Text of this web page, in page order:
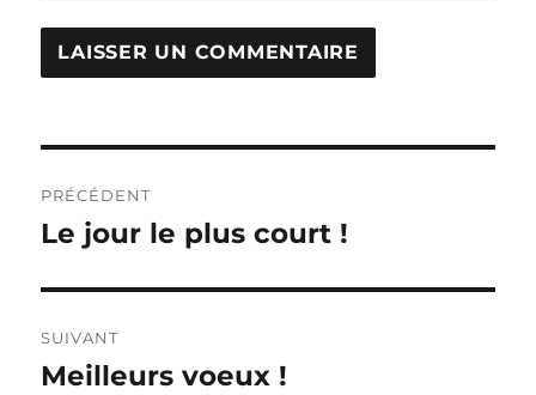
de
PRÉCÉDENT
Publication
Le jour le plus court !
SUIVANT
Publication
Meilleurs voeux !